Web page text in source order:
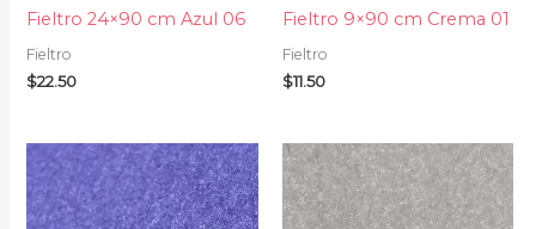
Fieltro 24×90 cm Azul 06
Fieltro
$22.50
Fieltro 9×90 cm Crema 01
Fieltro
$11.50